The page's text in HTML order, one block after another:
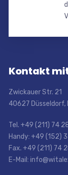
Kontakt
Zwickauer Str. 21
40627 Düsseldorf,
Tel. +49 (211) 74
Handy: +49 (152)
Fax. +49 (211) 74
E-Mail: